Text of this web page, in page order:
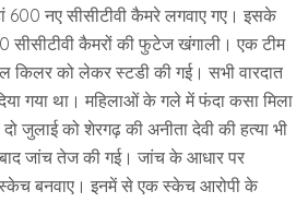
600 नए सीसीटीवी कैमरे लगवाए गए। इसके
सीसीटीवी कैमरों की फुटेज खंगाली। एक टीम
किलर को लेकर स्टडी की गई। सभी वारदात
गया था। महिलाओं के गले में फंदा कसा मिला
जुलाई को शेरगढ़ की अनीता देवी की हत्या भी
जांच तेज की गई। जांच के आधार पर
स्केच बनवाए। इनमें से एक स्केच आरोपी के